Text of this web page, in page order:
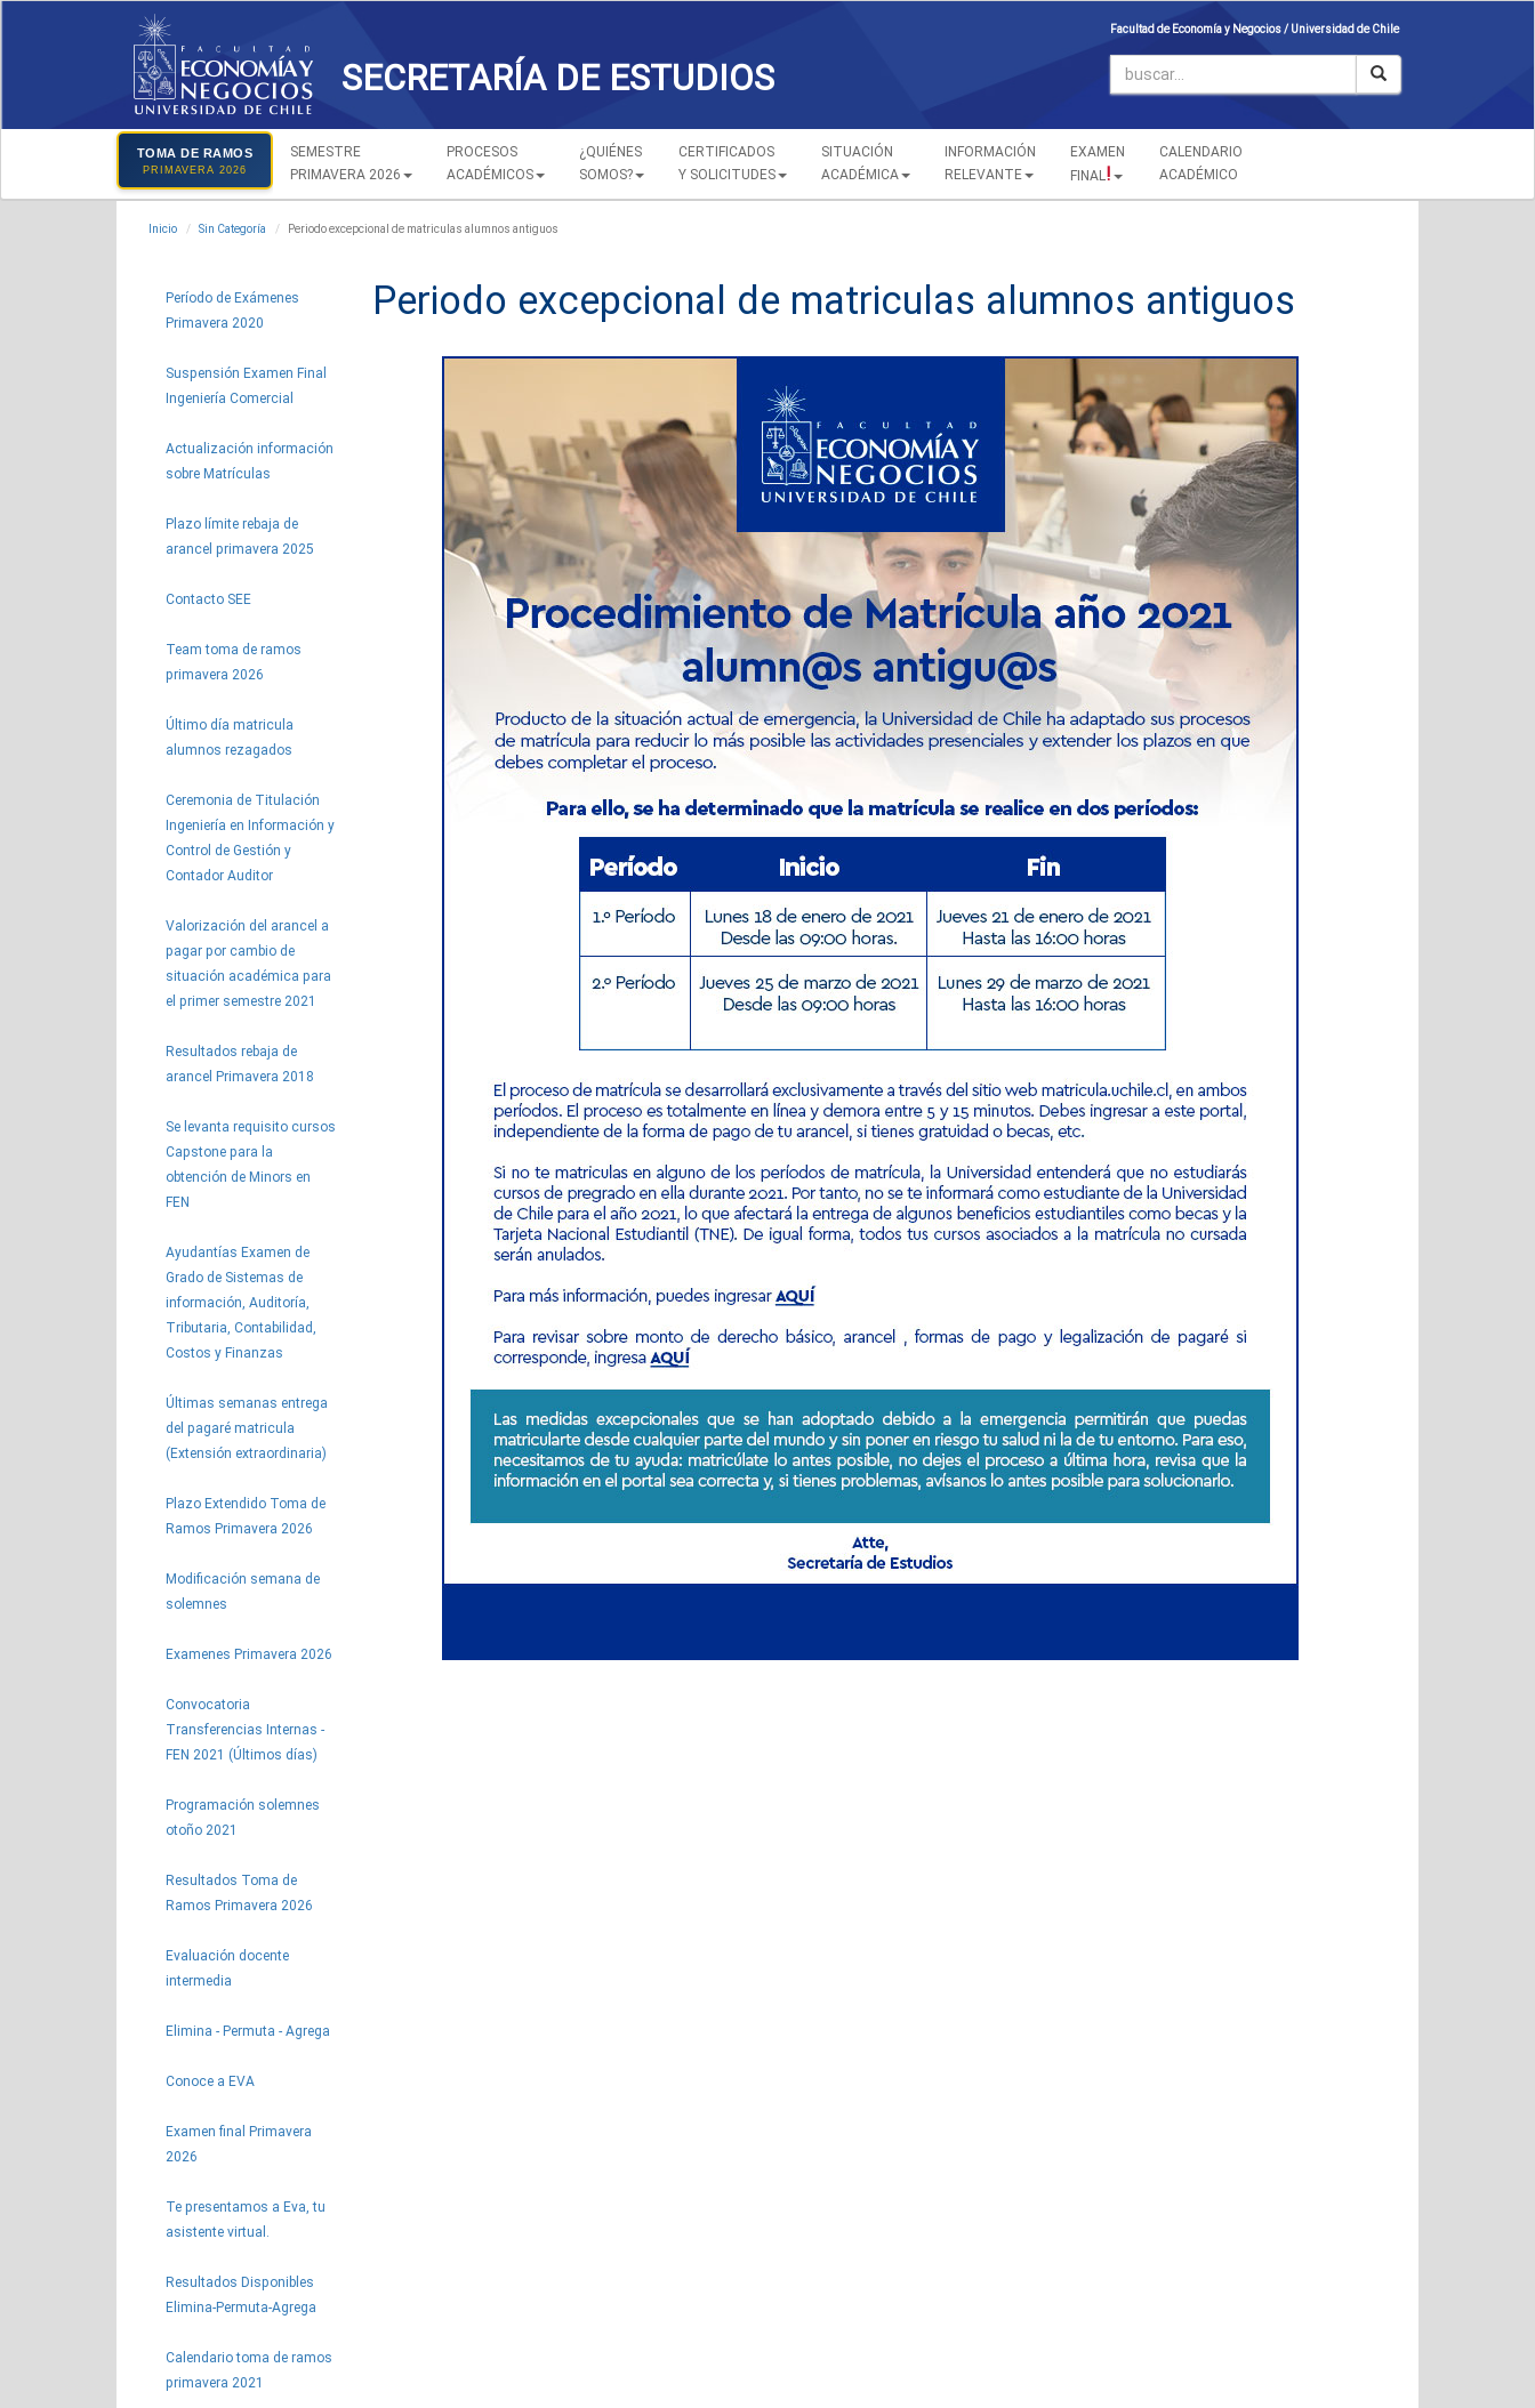
SECRETARÍA DE ESTUDIOS
Facultad de Economía y Negocios / Universidad de Chile
TOMA DE RAMOS
PRIMAVERA 2026
SEMESTRE
PRIMAVERA 2026
PROCESOS
ACADÉMICOS
¿QUIÉNES
SOMOS?
CERTIFICADOS
Y SOLICITUDES
SITUACIÓN
ACADÉMICA
INFORMACIÓN
RELEVANTE
EXAMEN
FINAL!
CALENDARIO
ACADÉMICO
Inicio Sin Categoría Periodo excepcional de matriculas alumnos antiguos
Período de Exámenes
Primavera 2020
Suspensión Examen Final
Ingeniería Comercial
Actualización información
sobre Matrículas
Plazo límite rebaja de
arancel primavera 2025
Contacto SEE
Team toma de ramos
primavera 2026
Último día matricula
alumnos rezagados
Ceremonia de Titulación
Ingeniería en Información y
Control de Gestión y
Contador Auditor
Valorización del arancel a
pagar por cambio de
situación académica para
el primer semestre 2021
Resultados rebaja de
arancel Primavera 2018
Se levanta requisito cursos
Capstone para la
obtención de Minors en
FEN
Ayudantías Examen de
Grado de Sistemas de
información, Auditoría,
Tributaria, Contabilidad,
Costos y Finanzas
Últimas semanas entrega
del pagaré matricula
(Extensión extraordinaria)
Plazo Extendido Toma de
Ramos Primavera 2026
Modificación semana de
solemnes
Examenes Primavera 2026
Convocatoria
Transferencias Internas -
FEN 2021 (Últimos días)
Programación solemnes
otoño 2021
Resultados Toma de
Ramos Primavera 2026
Evaluación docente
intermedia
Elimina - Permuta - Agrega
Conoce a EVA
Examen final Primavera
2026
Te presentamos a Eva, tu
asistente virtual.
Resultados Disponibles
Elimina-Permuta-Agrega
Calendario toma de ramos
primavera 2021
Periodo excepcional de matriculas alumnos antiguos